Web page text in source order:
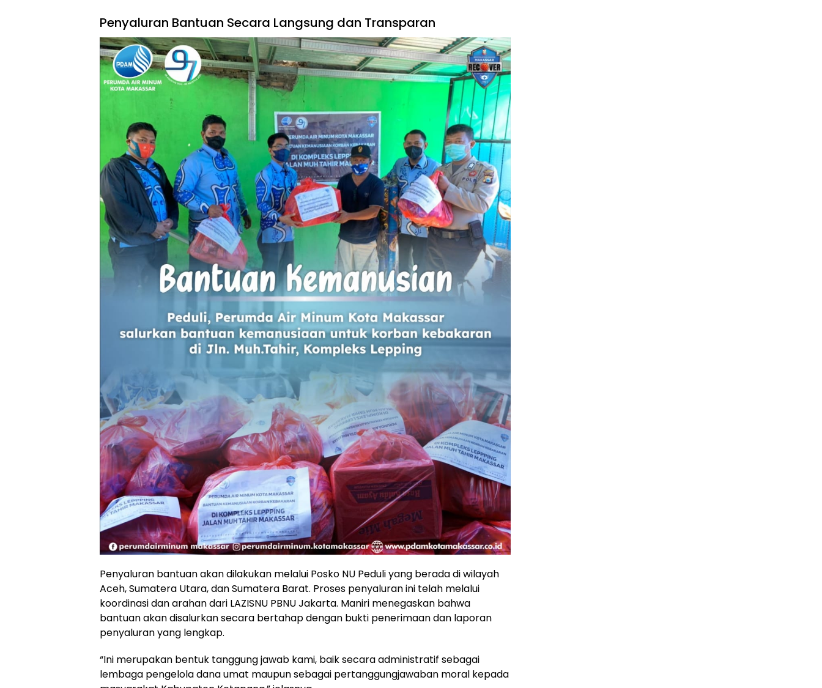
Penyaluran Bantuan Secara Langsung dan Transparan
Penyaluran bantuan akan dilakukan melalui Posko NU Peduli yang berada di wilayah
Aceh, Sumatera Utara, dan Sumatera Barat. Proses penyaluran ini telah melalui
koordinasi dan arahan dari LAZISNU PBNU Jakarta. Maniri menegaskan bahwa
bantuan akan disalurkan secara bertahap dengan bukti penerimaan dan laporan
penyaluran yang lengkap.
“Ini merupakan bentuk tanggung jawab kami, baik secara administratif sebagai
lembaga pengelola dana umat maupun sebagai pertanggungjawaban moral kepada